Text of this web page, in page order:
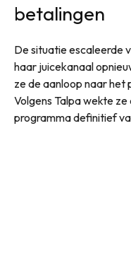
betalingen
De situatie escaleerde
haar juicekanaal
ze de aanloop naar het
Volgens Talpa wekte
programma definitief